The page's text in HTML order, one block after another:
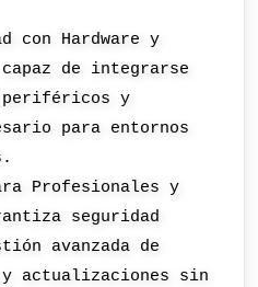
con Hardware y
de integrarse
periféricos y
para entornos
Profesionales y
seguridad
avanzada de
actualizaciones sin